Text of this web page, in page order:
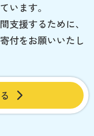
います。
支援するために、
付をお願いいたし